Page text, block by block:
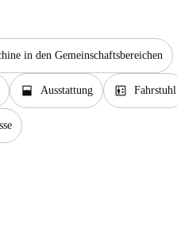
in den Gemeinschaftsbereichen
window_open Ausstattung elevator Fahrstuhl